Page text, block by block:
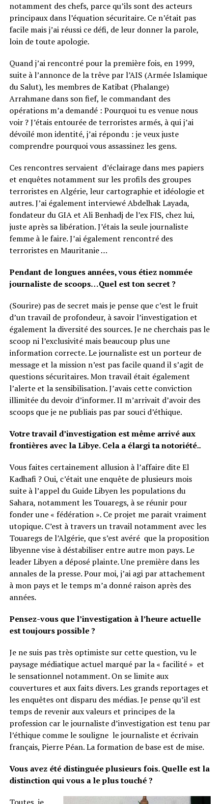
notamment des chefs, parce qu’ils sont des acteurs
principaux dans l’équation sécuritaire. Ce n’était pas
facile mais j’ai réussi ce défi, de leur donner la parole,
loin de toute apologie.
Quand j’ai rencontré pour la première fois, en 1999,
suite à l’annonce de la trêve par l’AIS (Armée Islamique
du Salut), les membres de Katibat (Phalange)
Arrahmane dans son fief, le commandant des
opérations m’a demandé : Pourquoi tu es venue nous
voir ? J’étais entourée de terroristes armés, à qui j’ai
dévoilé mon identité, j’ai répondu : je veux juste
comprendre pourquoi vous assassinez les gens.
Ces rencontres servaient d’éclairage dans mes papiers
et enquêtes notamment sur les profils des groupes
terroristes en Algérie, leur cartographie et idéologie et
autres. J’ai également interviewé Abdelhak Layada,
fondateur du GIA et Ali Benhadj de l’ex FIS, chez lui,
juste après sa libération. J’étais la seule journaliste
femme à le faire. J’ai également rencontré des
terroristes en Mauritanie …
Pendant de longues années, vous étiez nommée
journaliste de scoops…Quel est ton secret ?
(Sourire) pas de secret mais je pense que c’est le fruit
d’un travail de profondeur, à savoir l’investigation et
également la diversité des sources. Je ne cherchais pas le
scoop ni l’exclusivité mais beaucoup plus une
information correcte. Le journaliste est un porteur de
message et la mission n’est pas facile quand il s’agit de
questions sécuritaires. Mon travail était également
l’alerte et la sensibilisation. J’avais cette conviction
illimitée du devoir d’informer. II m’arrivait d’avoir des
scoops que je ne publiais pas par souci d’éthique.
Votre travail d’investigation est même arrivé aux
frontières avec la Libye. Cela a élargi ta notoriété..
Vous faites certainement allusion à l’affaire dite El
Kadhafi ? Oui, c’était une enquête de plusieurs mois
suite à l’appel du Guide Libyen les populations du
Sahara, notamment les Touaregs, à se réunir pour
fonder une « fédération ». Ce projet me parait vraiment
utopique. C’est à travers un travail notamment avec les
Touaregs de l’Algérie, que s’est avéré que la proposition
libyenne vise à déstabiliser entre autre mon pays. Le
leader Libyen a déposé plainte. Une première dans les
annales de la presse. Pour moi, j’ai agi par attachement
à mon pays et le temps m’a donné raison après des
années.
Pensez-vous que l’investigation à l’heure actuelle
est toujours possible ?
Je ne suis pas très optimiste sur cette question, vu le
paysage médiatique actuel marqué par la « facilité » et
le sensationnel notamment. On se limite aux
couvertures et aux faits divers. Les grands reportages et
les enquêtes ont disparu des médias. Je pense qu’il est
temps de revenir aux valeurs et principes de la
profession car le journaliste d’investigation est tenu par
l’éthique comme le souligne le journaliste et écrivain
français, Pierre Péan. La formation de base est de mise.
Vous avez été distinguée plusieurs fois. Quelle est la
distinction qui vous a le plus touché ?